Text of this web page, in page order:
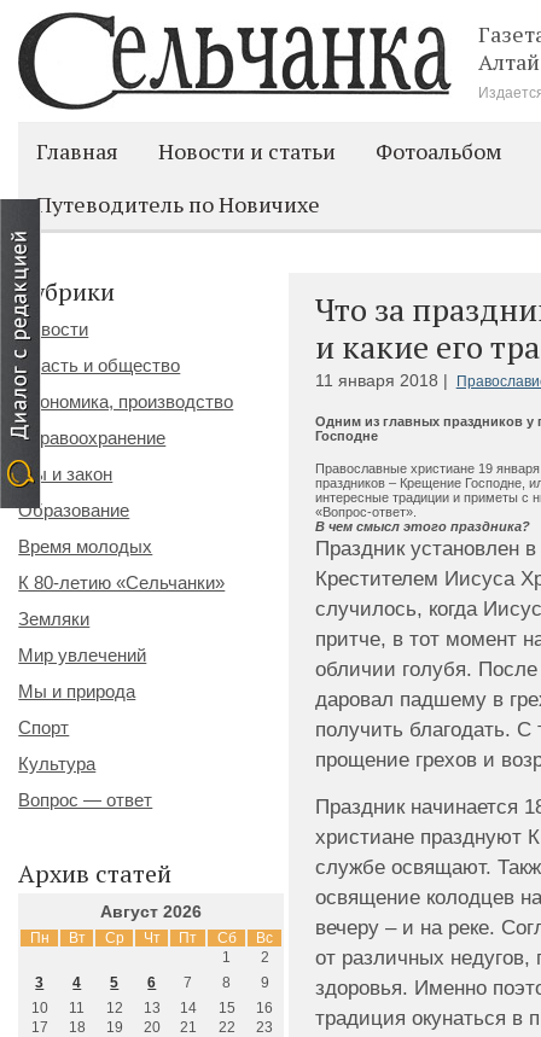
Главная Новости и статьи
Фотоальбом
Путеводитель по Новичихе
Что за
и какие его
11 января 2018 |
Одним из главных праздников у
Господне
Православные христиане 19
праздников – Крещение Господне,
интересные традиции и приметы с
«Вопрос-ответ».
В чем смысл этого праздника?
Праздник установлен
Крестителем Иисуса
случилось, когда
притче, в тот момент
обличии голубя.
даровал падшему в
получить благодать.
прощение грехов и
Праздник начинается
христиане празднуют
службе освящают.
освящение колодцев
вечеру – и на реке.
от различных
здоровья. Именно
традиция окунаться в
Рубрики
Новости
Власть и общество
Экономика, производство
Здравоохранение
Мы и закон
Образование
Время молодых
К 80-летию «Сельчанки»
Земляки
Мир увлечений
Мы и природа
Спорт
Культура
Вопрос — ответ
Архив статей
Август 2026
Пн Вт Ср Чт Пт Сб Вс
1
2
3
4 5 6 7 8
9
10
11 12 13 14 15
16
17
18 19 20 21 22
23